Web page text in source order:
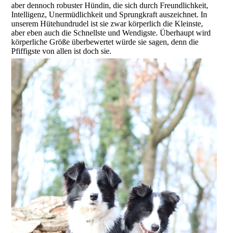
aber dennoch robuster Hündin, die sich durch Freundlichkeit,
Intelligenz, Unermüdlichkeit und Sprungkraft auszeichnet. In
unserem Hütehundrudel ist sie zwar körperlich die Kleinste,
aber eben auch die Schnellste und Wendigste. Überhaupt wird
körperliche Größe überbewertet würde sie sagen, denn die
Pfiffigste von allen ist doch sie.